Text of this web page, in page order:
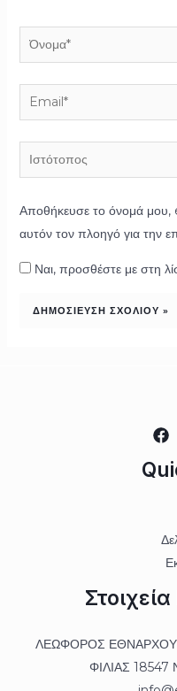
Όνομα*
Email*
Ιστότοπος
Αποθήκευσε το όνομά μου,
αυτόν τον πλοηγό για την
Ναι, προσθέστε με στη
ΛΕΩΦΟΡΟΣ ΕΘΝΑΡΧΟΥ
ΦΙΛΙΑΣ